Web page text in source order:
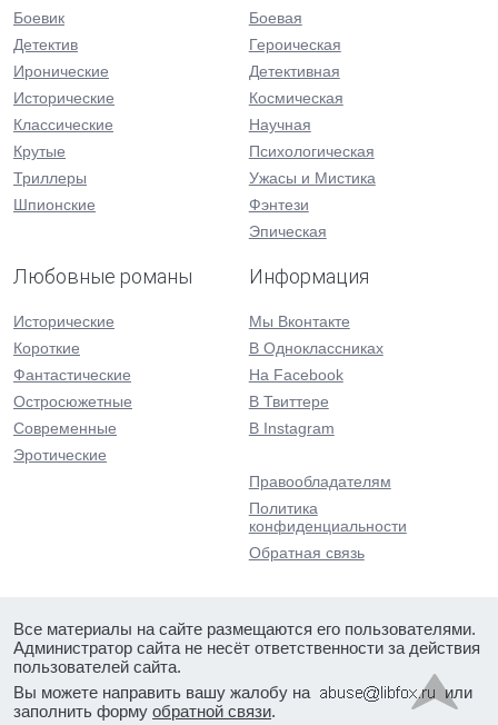
Боевик
Детектив
Иронические
Исторические
Классические
Крутые
Триллеры
Шпионские
Боевая
Героическая
Детективная
Космическая
Научная
Психологическая
Ужасы и Мистика
Фэнтези
Эпическая
Любовные романы
Исторические
Короткие
Фантастические
Остросюжетные
Современные
Эротические
Информация
Мы Вконтакте
В Одноклассниках
На Facebook
В Твиттере
В Instagram
Правообладателям
Политика
конфиденциальности
Обратная связь
Все материалы на сайте размещаются его пользователями.
Администратор сайта не несёт ответственности за действия
пользователей сайта.
Вы можете направить вашу жалобу на
или
заполнить форму обратной связи.